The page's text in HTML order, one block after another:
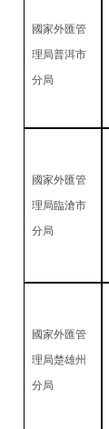
國家外匯管
理局普洱市
分局
國家外匯管
理局臨滄市
分局
國家外匯管
理局楚雄州
分局